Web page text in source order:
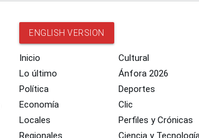
ENGLISH VERSION
Inicio
Lo último
Política
Economía
Locales
Regionales
Cultural
Ánfora 2026
Deportes
Clic
Perfiles y Crónicas
Ciencia y